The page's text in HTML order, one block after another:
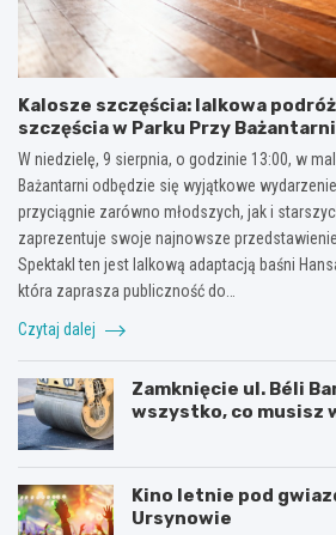
Kalosze szczęścia: lalkowa
szczęścia w Parku Przy Bażantarni
W niedzielę, 9 sierpnia, o godzinie 13:00, w
Bażantarni odbędzie się wyjątkowe
przyciągnie zarówno młodszych, jak i
zaprezentuje swoje najnowsze
Spektakl ten jest lalkową adaptacją baśni
która zaprasza publiczność do…
Czytaj dalej
Zamknięcie ul. Béli
wszystko, co musisz
Kino letnie pod
Ursynowie